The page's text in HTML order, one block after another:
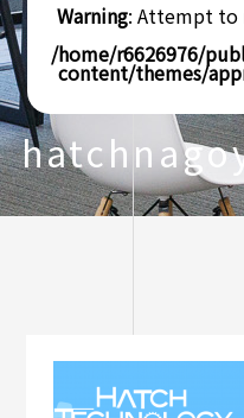
Warning: Attempt to
/home/r6626976/
content/themes/